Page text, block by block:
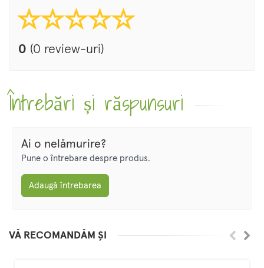
0 (0 review-uri)
Întrebări și răspunsuri
Ai o nelămurire?
Pune o întrebare despre produs.
Adaugă întrebarea
VĂ RECOMANDĂM ȘI